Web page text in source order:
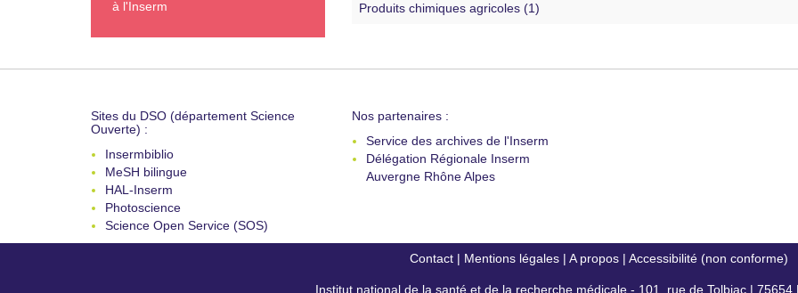
à l'Inserm
Produits chimiques agricoles (1)
Sites du DSO (département Science
Ouverte) :
Insermbiblio
MeSH bilingue
HAL-Inserm
Photoscience
Science Open Service (SOS)
Nos partenaires :
Service des archives de l'Inserm
Délégation Régionale Inserm
Auvergne Rhône Alpes
Contact| Mentions légales| A propos| Accessibilité (non conforme)
Institut national de la santé et de la recherche médicale - 101, rue de Tolbiac | 75654